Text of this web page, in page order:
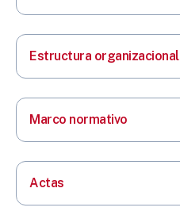
Estructura organizacional
Marco normativo
Actas